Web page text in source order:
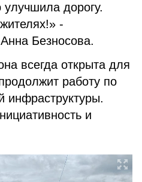
улучшила дорогу.
-
Безносова.
всегда открыта для
работу по
инфраструктуры.
и